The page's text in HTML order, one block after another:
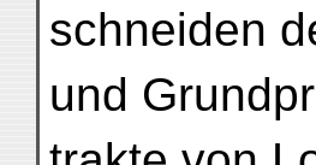
schneiden
und